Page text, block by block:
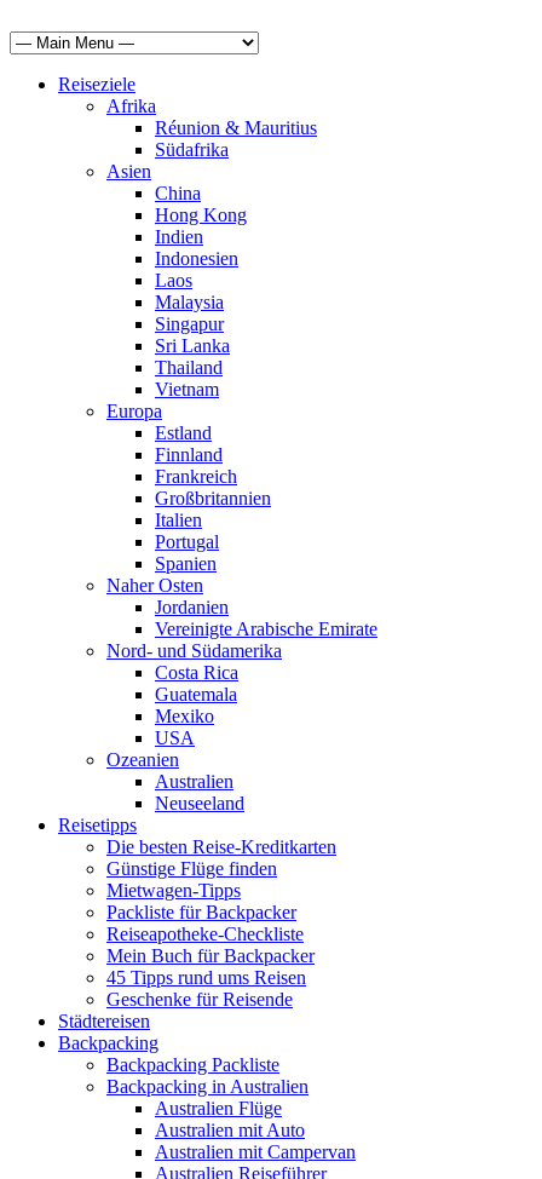
Reiseziele
Afrika
Réunion & Mauritius
Südafrika
Asien
China
Hong Kong
Indien
Indonesien
Laos
Malaysia
Singapur
Sri Lanka
Thailand
Vietnam
Europa
Estland
Finnland
Frankreich
Großbritannien
Italien
Portugal
Spanien
Naher Osten
Jordanien
Vereinigte Arabische Emirate
Nord- und Südamerika
Costa Rica
Guatemala
Mexiko
USA
Ozeanien
Australien
Neuseeland
Reisetipps
Die besten Reise-Kreditkarten
Günstige Flüge finden
Mietwagen-Tipps
Packliste für Backpacker
Reiseapotheke-Checkliste
Mein Buch für Backpacker
45 Tipps rund ums Reisen
Geschenke für Reisende
Städtereisen
Backpacking
Backpacking Packliste
Backpacking in Australien
Australien Flüge
Australien mit Auto
Australien mit Campervan
Australien Reiseführer